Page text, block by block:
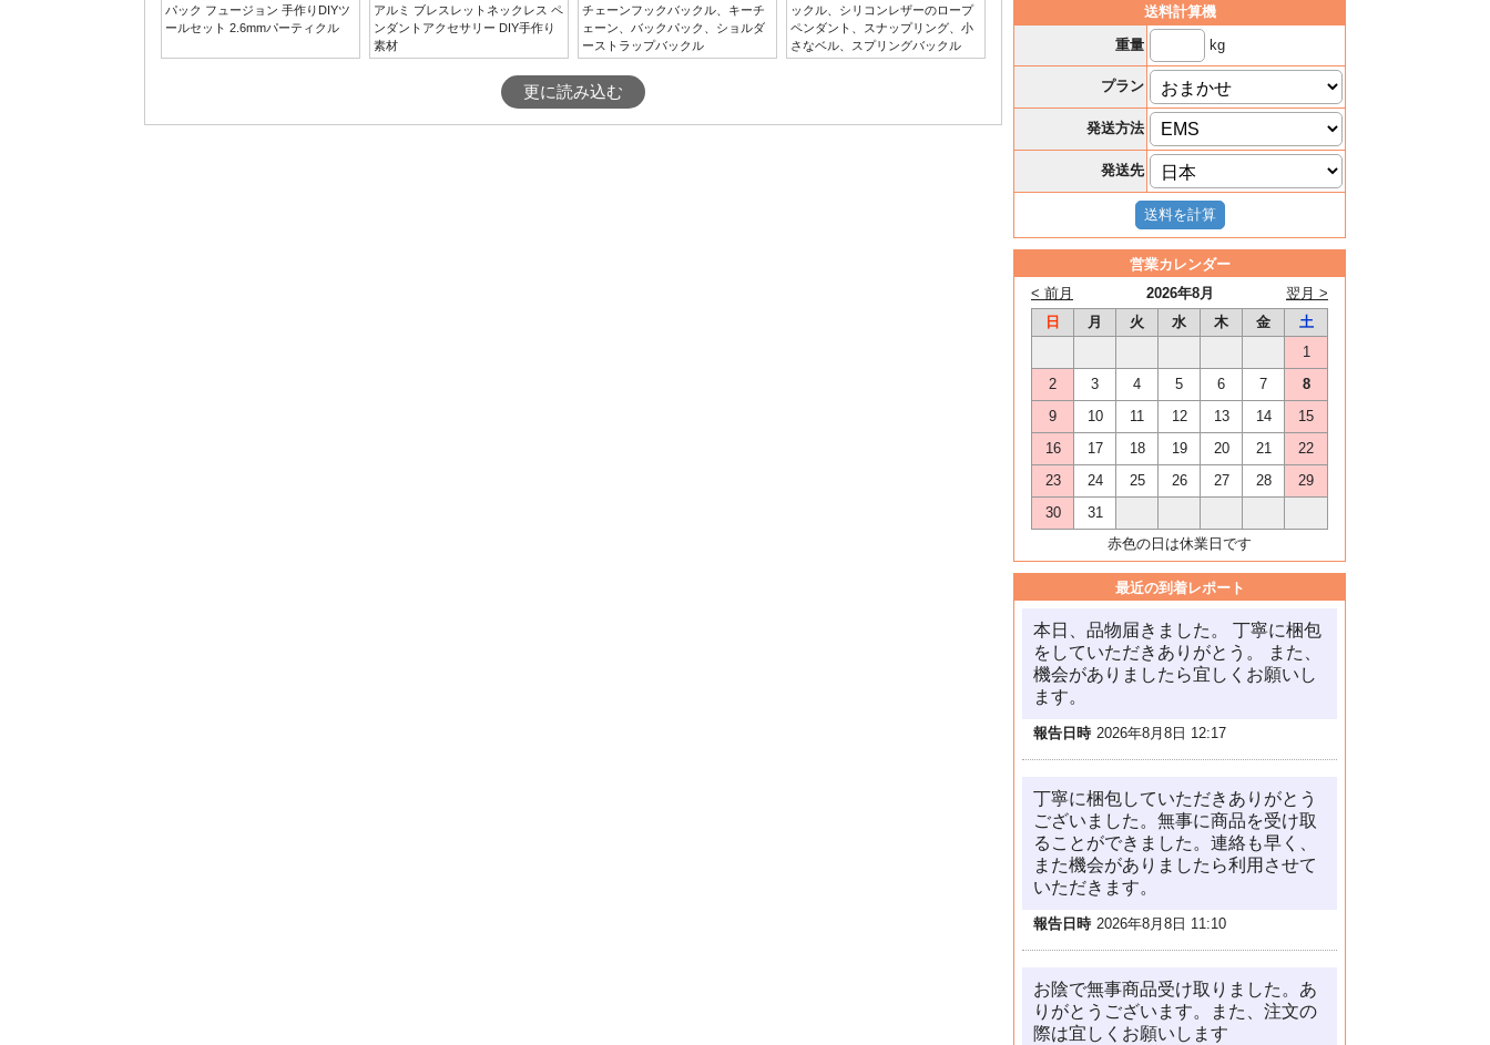
パック フュージョン 手作りDIYツ
ールセット 2.6mmパーティクル
アルミ ブレスレットネックレス ペ
ンダントアクセサリー DIY手作り
素材
チェーンフックバックル、キーチ
ェーン、バックパック、ショルダ
ーストラップバックル
ックル、シリコンレザーのロープ
ペンダント、スナップリング、小
さなベル、スプリングバックル
更に読み込む
送料計算機
重量
kg
プラン
発送方法
発送先
営業カレンダー
2026年8月
< 前月
翌月 >
日
月 火 水 木 金
土
1
2
3 4 5 6 7
8
9
10 11 12 13 14
15
16
17 18 19 20 21
22
23
24 25 26 27 28
29
30
31
赤色の日は休業日です
最近の到着レポート
本日、品物届きました。 丁寧に梱包
をしていただきありがとう。 また、
機会がありましたら宜しくお願いし
ます。
報告日時 2026年8月8日 12:17
丁寧に梱包していただきありがとう
ございました。無事に商品を受け取
ることができました。連絡も早く、
また機会がありましたら利用させて
いただきます。
報告日時 2026年8月8日 11:10
お陰で無事商品受け取りました。あ
りがとうございます。また、注文の
際は宜しくお願いします